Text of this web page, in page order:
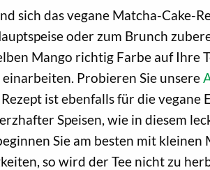
sich das vegane Matcha-Cake-
oder zum Brunch
Mango richtig Farbe auf Ihre
Probieren Sie unsere
Rezept ist ebenfalls für die
Speisen, wie in diesem
Sie am besten mit
so wird der Tee nicht zu